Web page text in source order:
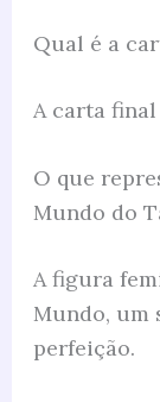
Qual é a
A carta
O que
Mundo do
A figura
Mundo, um
perfeição.